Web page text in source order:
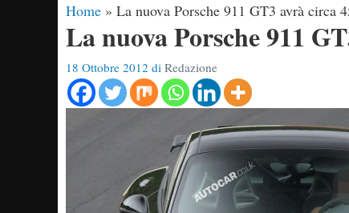
Home » La nuova Porsche 911 GT3 avrà circa
La nuova Porsche 911
18 Ottobre 2012 di Redazione